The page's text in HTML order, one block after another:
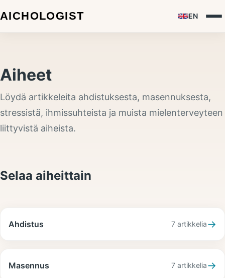
EN
Aiheet
Löydä artikkeleita ahdistuksesta, masennuksesta,
stressistä, ihmissuhteista ja muista mielenterveyteen
liittyvistä aiheista.
Selaa aiheittain
Ahdistus 7 artikkelia→
Masennus 7 artikkelia→